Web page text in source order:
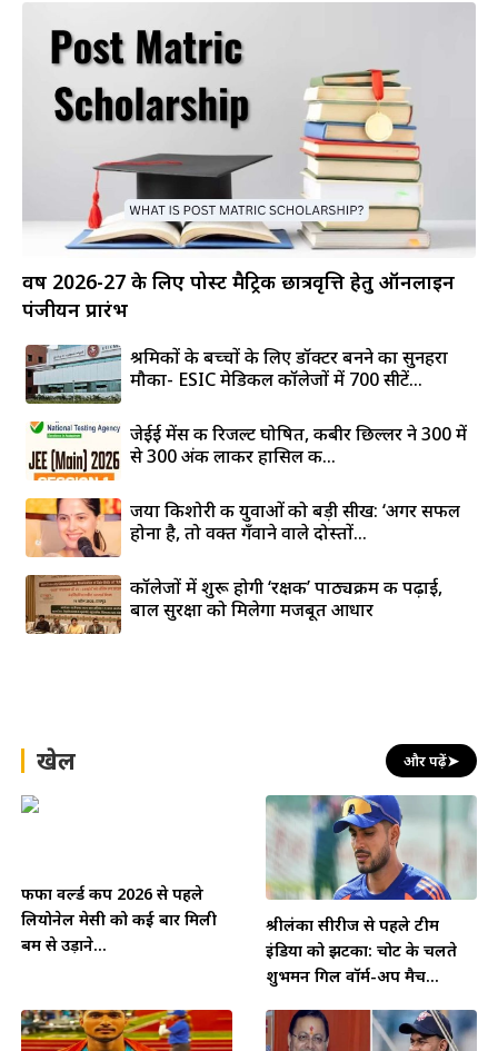
वर्ष 2026-27 के लिए पोस्ट मैट्रिक छात्रवृत्ति हेतु ऑनलाइन
पंजीयन प्रारंभ
श्रमिकों के बच्चों के लिए डॉक्टर बनने का सुनहरा
मौका- ESIC मेडिकल कॉलेजों में 700 सीटें...
जेईई मेंस की रिजल्ट घोषित, कबीर छिल्लर ने 300 में
से 300 अंक लाकर हासिल की...
जया किशोरी की युवाओं को बड़ी सीख: ‘अगर सफल
होना है, तो वक्त गँवाने वाले दोस्तों...
कॉलेजों में शुरू होगी ‘रक्षक’ पाठ्यक्रम की पढ़ाई,
बाल सुरक्षा को मिलेगा मजबूत आधार
खेल और पढ़ें➤
फीफा वर्ल्ड कप 2026 से पहले
लियोनेल मेसी को कई बार मिली
बम से उड़ाने...
श्रीलंका सीरीज से पहले टीम
इंडिया को झटका: चोट के चलते
शुभमन गिल वॉर्म-अप मैच...